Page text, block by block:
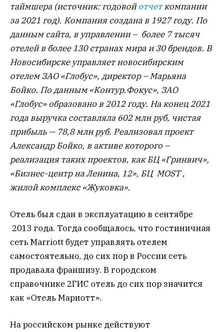
таймшера (источник: годовойотчеткомпании
за 2021 год). Компания создана в 1927 году. По
данным сайта, в управлении – более 7 тысяч
отелей в более 130 странах мира и 30 брендов. В
Новосибирске управляет новосибирским
отелем ЗАО «Глобус», директор – Марьяна
Бойко. По данным «Контур.Фокус», ЗАО
«Глобус» образовано в 2012 году. На конец 2021
года выручка составляла 602 млн руб, чистая
прибыль — 78,8 млн руб. Реализовал проект
Александр Бойко, в активе которого –
реализация таких проектов, как БЦ «Гринвич»,
«Бизнес-центр на Ленина, 12», БЦ MOST ,
жилой комплекс «Жуковка».
Отель был сдан в эксплуатацию в сентябре
2013 года. Тогда сообщалось, что гостиничная
сеть Marriott будет управлять отелем
самостоятельно, до сих пор в России сеть
продавала франшизу. В городском
справочнике 2ГИС отель до сих пор значится
как «Отель Мариотт».
На российском рынке действуют